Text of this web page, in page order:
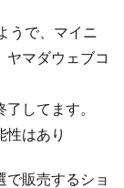
うで、マイニ
ヤマダウェブコ
してます。
はあり
で販売するショ